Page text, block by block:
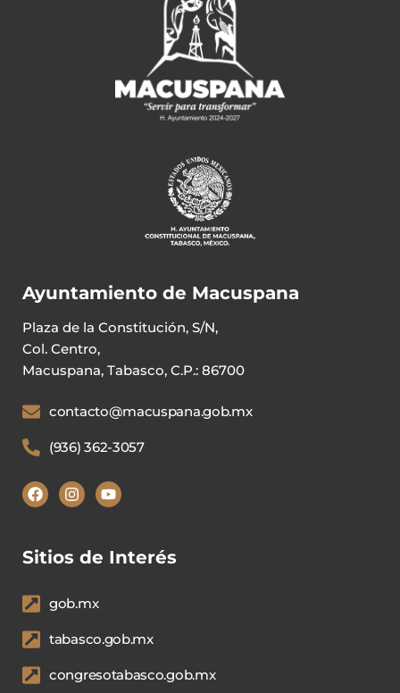
Ayuntamiento de Macuspana
Plaza de la Constitución, S/N,
Col. Centro,
Macuspana, Tabasco, C.P.: 86700
contacto@macuspana.gob.mx
(936) 362-3057
Sitios de Interés
gob.mx
tabasco.gob.mx
congresotabasco.gob.mx